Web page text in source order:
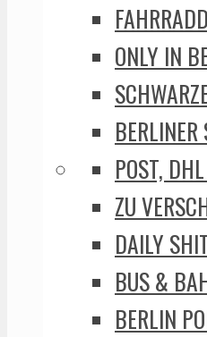
ONLY IN
BERLINER
POST,
ZU
DAILY
BUS &
BERLIN